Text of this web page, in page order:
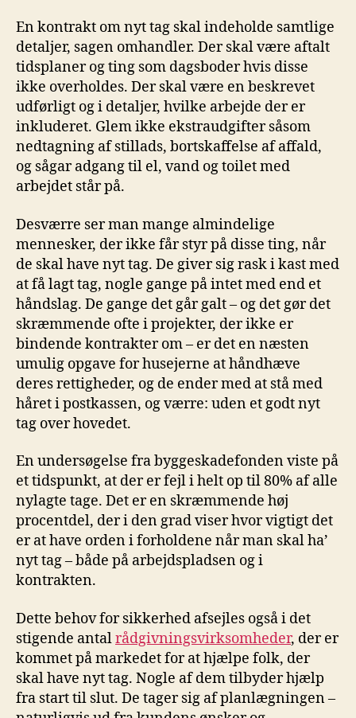
En kontrakt om nyt tag skal indeholde samtlige
detaljer, sagen omhandler. Der skal være aftalt
tidsplaner og ting som dagsboder hvis disse
ikke overholdes. Der skal være en beskrevet
udførligt og i detaljer, hvilke arbejde der er
inkluderet. Glem ikke ekstraudgifter såsom
nedtagning af stillads, bortskaffelse af affald,
og sågar adgang til el, vand og toilet med
arbejdet står på.
Desværre ser man mange almindelige
mennesker, der ikke får styr på disse ting, når
de skal have nyt tag. De giver sig rask i kast med
at få lagt tag, nogle gange på intet med end et
håndslag. De gange det går galt – og det gør det
skræmmende ofte i projekter, der ikke er
bindende kontrakter om – er det en næsten
umulig opgave for husejerne at håndhæve
deres rettigheder, og de ender med at stå med
håret i postkassen, og værre: uden et godt nyt
tag over hovedet.
En undersøgelse fra byggeskadefonden viste på
et tidspunkt, at der er fejl i helt op til 80% af alle
nylagte tage. Det er en skræmmende høj
procentdel, der i den grad viser hvor vigtigt det
er at have orden i forholdene når man skal ha’
nyt tag – både på arbejdspladsen og i
kontrakten.
Dette behov for sikkerhed afsejles også i det
stigende antalrådgivningsvirksomheder, der er
kommet på markedet for at hjælpe folk, der
skal have nyt tag. Nogle af dem tilbyder hjælp
fra start til slut. De tager sig af planlægningen –